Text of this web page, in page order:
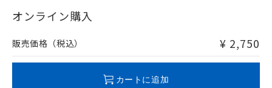
在庫等で未対応品が混在する可能性があります。
問い合わせください。
オンライン購入
販売価格（税込） ¥ 2,750
カートに追加